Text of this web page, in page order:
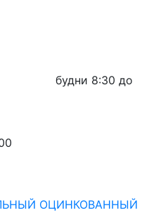
будни 8:30 до
ОЦИНКОВАННЫЙ